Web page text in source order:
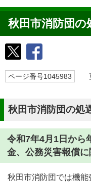
秋田市消防団の
ページ番号1045983
秋田市消防団の処
令和7年4月1日から
金、公務災害報償に
秋田市消防団では機